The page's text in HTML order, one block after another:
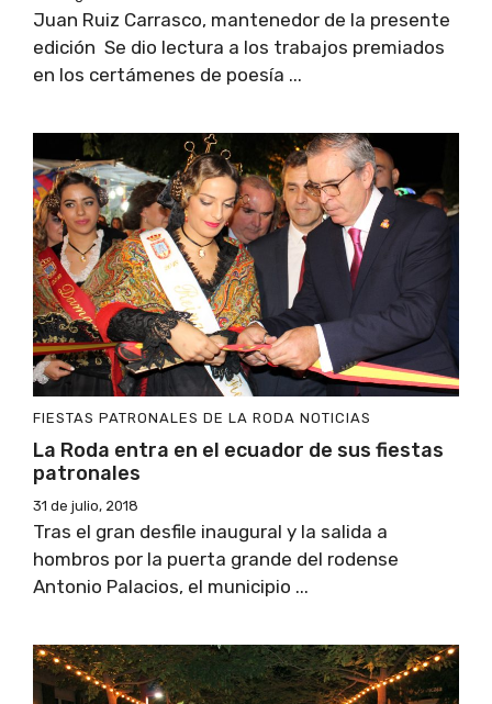
Juan Ruiz Carrasco, mantenedor de la presente
edición Se dio lectura a los trabajos premiados
en los certámenes de poesía ...
FIESTAS PATRONALES DE LA RODA NOTICIAS
La Roda entra en el ecuador de sus fiestas
patronales
31 de julio, 2018
Tras el gran desfile inaugural y la salida a
hombros por la puerta grande del rodense
Antonio Palacios, el municipio ...